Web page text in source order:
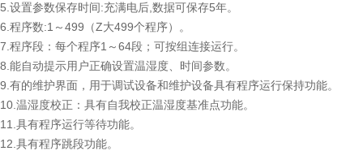
5.设置参数保存时间:充满电后,数据可保存5年。
6.程序数:1～499（Z大499个程序）。
7.程序段：每个程序1～64段；可按组连接运行。
8.能自动提示用户正确设置温湿度、时间参数。
9.有的维护界面，用于调试设备和维护设备具有程序运行保持功能。
10.温湿度校正：具有自我校正温湿度基准点功能。
11.具有程序运行等待功能。
12.具有程序跳段功能。